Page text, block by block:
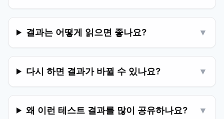
결과는 어떻게 읽으면 좋나요? ▼
다시 하면 결과가 바뀔 수 있나요? ▼
왜 이런 테스트 결과를 많이 공유하나요? ▼